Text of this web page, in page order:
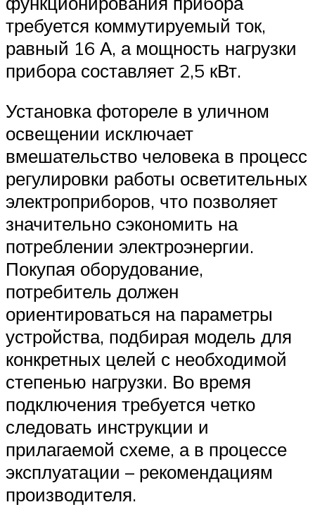
требуется коммутируемый ток,
равный 16 А, а мощность нагрузки
прибора составляет 2,5 кВт.
Установка фотореле в уличном
освещении исключает
вмешательство человека в процесс
регулировки работы осветительных
электроприборов, что позволяет
значительно сэкономить на
потреблении электроэнергии.
Покупая оборудование,
потребитель должен
ориентироваться на параметры
устройства, подбирая модель для
конкретных целей с необходимой
степенью нагрузки. Во время
подключения требуется четко
следовать инструкции и
прилагаемой схеме, а в процессе
эксплуатации – рекомендациям
производителя.